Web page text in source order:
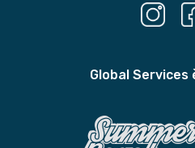
Global Services